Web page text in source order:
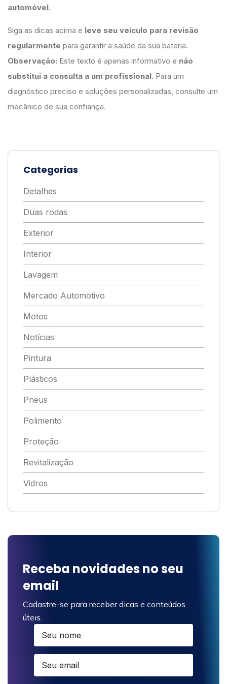
automóvel.
Siga as dicas acima e leve seu veículo para revisão
regularmente para garantir a saúde da sua bateria.
Observação: Este texto é apenas informativo e não
substitui a consulta a um profissional. Para um
diagnóstico preciso e soluções personalizadas, consulte um
mecânico de sua confiança.
Categorias
Detalhes
Duas rodas
Exterior
Interior
Lavagem
Mercado Automotivo
Motos
Notícias
Pintura
Plásticos
Pneus
Polimento
Proteção
Revitalização
Vidros
Receba novidades no seu
email
Cadastre-se para receber dicas e conteúdos
úteis.